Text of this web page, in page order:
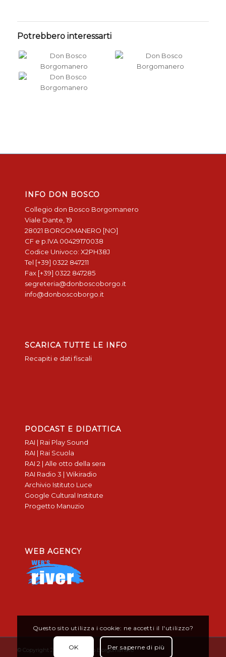
Potrebbero interessarti
INFO DON BOSCO
Collegio don Bosco Borgomanero
Viale Dante, 19
28021 BORGOMANERO [NO]
CF e p.IVA 00429170038
Codice Univoco: X2PH38J
Tel [+39] 0322 847211
Fax [+39] 0322 847285
segreteria@donboscoborgo.it
info@donboscoborgo.it
SCARICA TUTTE LE INFO
Recapiti e dati fiscali
PODCAST E DIDATTICA
RAI | Rai Play Sound
RAI | Rai Scuola
RAI 2 | Alle otto della sera
RAI Radio 3 | Wikiradio
Archivio Istituto Luce
Google Cultural Institute
Progetto Manuzio
WEB AGENCY
© Copyright 2019 - Don Bosco Borgomanero
Questo sito utilizza i cookie: ne accetti il l'utilizzo?
OK Per saperne di più